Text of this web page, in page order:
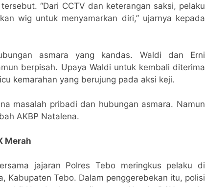
“Dari CCTV dan keterangan saksi, pelaku
wig untuk menyamarkan diri,” ujarnya kepada
asmara yang kandas. Waldi dan Erni
berpisah. Upaya Waldi untuk kembali diterima
kemarahan yang berujung pada aksi keji.
masalah pribadi dan hubungan asmara. Namun
AKBP Natalena.
Merah
jajaran Polres Tebo meringkus pelaku di
Kabupaten Tebo. Dalam penggerebekan itu, polisi